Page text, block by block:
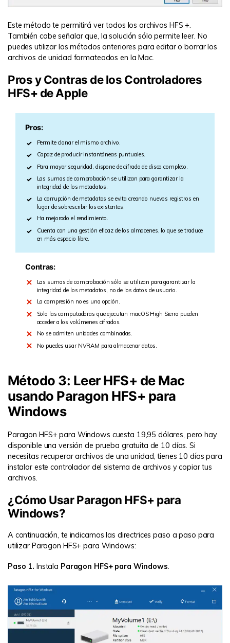
Este método te permitirá ver todos los archivos HFS +.
También cabe señalar que, la solución sólo permite leer. No
puedes utilizar los métodos anteriores para editar o borrar los
archivos de unidad formateados en la Mac.
Pros y Contras de los Controladores
HFS+ de Apple
Pros:
Permite clonar el mismo archivo.
Capaz de producir instantáneas puntuales.
Para mayor seguridad, dispone de cifrado de disco completo.
Las sumas de comprobación se utilizan para garantizar la
integridad de los metadatos.
La corrupción de metadatos se evita creando nuevos registros en
lugar de sobrescribir los existentes.
Ha mejorado el rendimiento.
Cuenta con una gestión eficaz de los almacenes, lo que se traduce
en más espacio libre.
Contras:
Las sumas de comprobación sólo se utilizan para garantizar la
integridad de los metadatos, no de los datos de usuario.
La compresión no es una opción.
Solo las computadoras que ejecutan macOS High Sierra pueden
acceder a los volúmenes cifrados.
No se admiten unidades combinadas.
No puedes usar NVRAM para almacenar datos.
Método 3: Leer HFS+ de Mac
usando Paragon HFS+ para
Windows
Paragon HFS+ para Windows cuesta 19,95 dólares, pero hay
disponible una versión de prueba gratuita de 10 días. Si
necesitas recuperar archivos de una unidad, tienes 10 días para
instalar este controlador del sistema de archivos y copiar tus
archivos.
¿Cómo Usar Paragon HFS+ para
Windows?
A continuación, te indicamos las directrices paso a paso para
utilizar Paragon HFS+ para Windows:
Paso 1. Instala Paragon HFS+ para Windows.